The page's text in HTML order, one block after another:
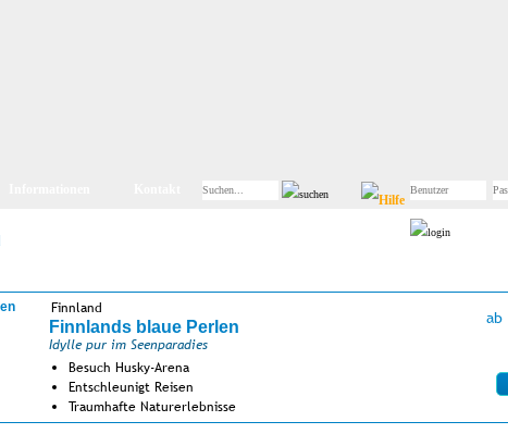
Finnland
Finnlands blaue Perlen
Idylle pur im Seenparadies
Besuch Husky-Arena
Entschleunigt Reisen
Traumhafte Naturerlebnisse
ab